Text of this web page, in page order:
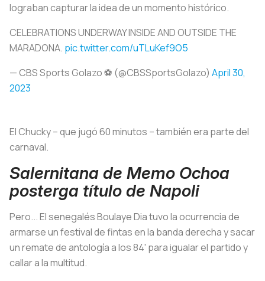
lograban capturar la idea de un momento histórico.
CELEBRATIONS UNDERWAY INSIDE AND OUTSIDE THE
MARADONA. pic.twitter.com/uTLuKef9O5
— CBS Sports Golazo ⚽️ (@CBSSportsGolazo) April 30,
2023
El Chucky – que jugó 60 minutos – también era parte del
carnaval.
Salernitana de Memo Ochoa
posterga título de Napoli
Pero... El senegalés Boulaye Dia tuvo la ocurrencia de
armarse un festival de fintas en la banda derecha y sacar
un remate de antología a los 84' para igualar el partido y
callar a la multitud.